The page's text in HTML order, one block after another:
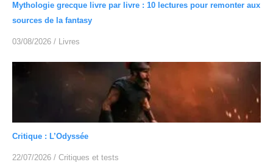
Mythologie grecque livre par livre : 10 lectures pour remonter aux
sources de la fantasy
03/08/2026 / Livres
Critique : L’Odyssée
22/07/2026 / Critiques et tests